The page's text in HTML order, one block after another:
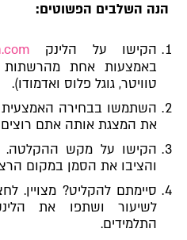
הנה השלבים הפשוטים:
הקישו על הלינק
באמצעות אחת מהרשתות
טוויטר, גוגל פלוס ואדמודו).
השתמשו בבחירה
את המצגת אותה אתם רוצים
הקישו על מקש ההקלטה.
והציבו את הסמן במקום
סיימתם להקליט? מצויין.
לשיעור ושתפו את
התלמידים.